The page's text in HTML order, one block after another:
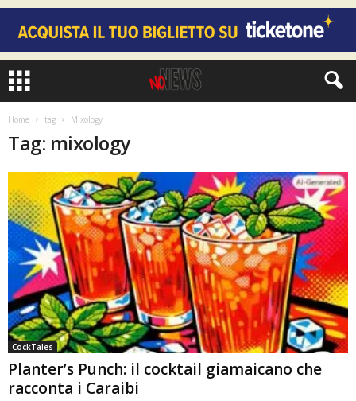
Home tag Mixology
Tag: mixology
CockTales
Planter’s Punch: il cocktail giamaicano che
racconta i Caraibi